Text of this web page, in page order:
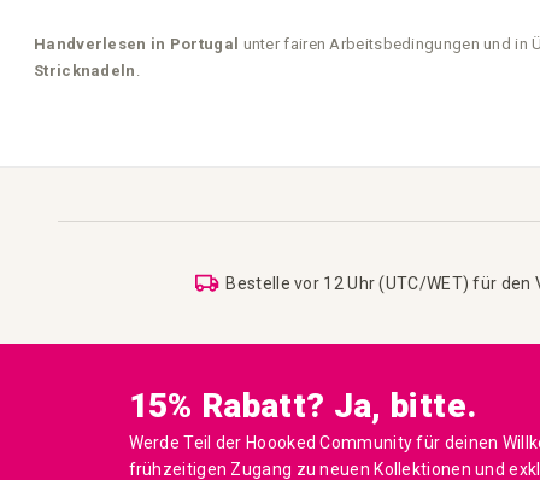
Handverlesen in Portugal unter fairen Arbeitsbedingungen und in
Stricknadeln .
Bestelle vor 12 Uhr (UTC/WET) für den
15% Rabatt? Ja, bitte.
Werde Teil der Hoooked Community für deinen
frühzeitigen Zugang zu neuen Kollektionen und